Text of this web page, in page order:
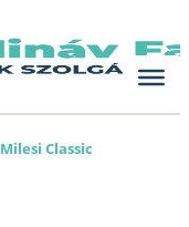
Milesi Classic